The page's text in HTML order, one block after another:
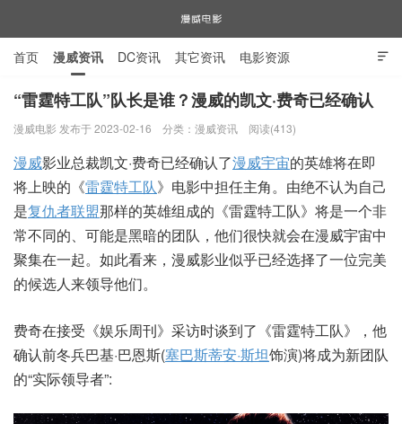

首页 漫威资讯 DC资讯 其它资讯 电影资源
电视剧资源 漫威图片
“雷霆特工队”队长是谁？漫威的凯文·费奇已经确认
漫威电影 发布于 2023-02-16 分类： 漫威资讯 阅读(413)
漫威影业总裁凯文·费奇已经确认了漫威宇宙的英雄将在即
将上映的《雷霆特工队》电影中担任主角。由绝不认为自己
是复仇者联盟那样的英雄组成的《雷霆特工队》将是一个非
常不同的、可能是黑暗的团队，他们很快就会在漫威宇宙中
聚集在一起。如此看来，漫威影业似乎已经选择了一位完美
的候选人来领导他们。
费奇在接受《娱乐周刊》采访时谈到了《雷霆特工队》，他
确认前冬兵巴基·巴恩斯(塞巴斯蒂安·斯坦饰演)将成为新团队
的“实际领导者”: